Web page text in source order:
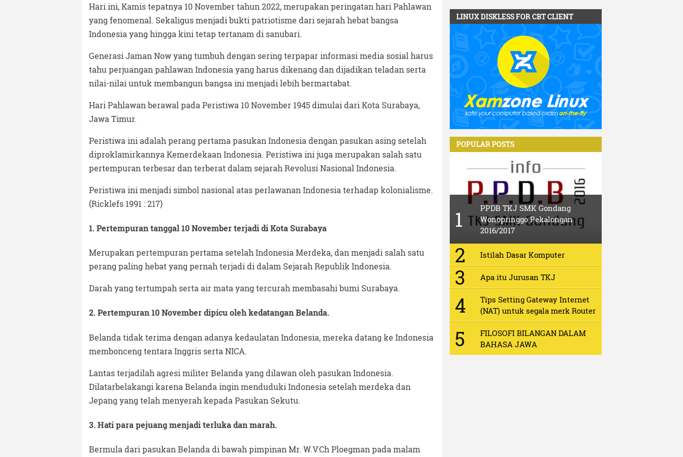
Hari ini, Kamis tepatnya 10 November tahun 2022, merupakan peringatan hari Pahlawan
yang fenomenal. Sekaligus menjadi bukti patriotisme dari sejarah hebat bangsa
Indonesia yang hingga kini tetap tertanam di sanubari.
Generasi Jaman Now yang tumbuh dengan sering terpapar informasi media sosial harus
tahu perjuangan pahlawan Indonesia yang harus dikenang dan dijadikan teladan serta
nilai-nilai untuk membangun bangsa ini menjadi lebih bermartabat.
Hari Pahlawan berawal pada Peristiwa 10 November 1945 dimulai dari Kota Surabaya,
Jawa Timur.
Peristiwa ini adalah perang pertama pasukan Indonesia dengan pasukan asing setelah
diproklamirkannya Kemerdekaan Indonesia. Peristiwa ini juga merupakan salah satu
pertempuran terbesar dan terberat dalam sejarah Revolusi Nasional Indonesia.
Peristiwa ini menjadi simbol nasional atas perlawanan Indonesia terhadap kolonialisme.
(Ricklefs 1991 : 217)
1. Pertempuran tanggal 10 November terjadi di Kota Surabaya
Merupakan pertempuran pertama setelah Indonesia Merdeka, dan menjadi salah satu
perang paling hebat yang pernah terjadi di dalam Sejarah Republik Indonesia.
Darah yang tertumpah serta air mata yang tercurah membasahi bumi Surabaya.
2. Pertempuran 10 November dipicu oleh kedatangan Belanda.
Belanda tidak terima dengan adanya kedaulatan Indonesia, mereka datang ke Indonesia
membonceng tentara Inggris serta NICA.
Lantas terjadilah agresi militer Belanda yang dilawan oleh pasukan Indonesia.
Dilatarbelakangi karena Belanda ingin menduduki Indonesia setelah merdeka dan
Jepang yang telah menyerah kepada Pasukan Sekutu.
3. Hati para pejuang menjadi terluka dan marah.
Bermula dari pasukan Belanda di bawah pimpinan Mr. W.V.Ch Ploegman pada malam
LINUX DISKLESS FOR CBT CLIENT
POPULAR POSTS
PPDB TKJ SMK Gondang
Wonopringgo Pekalongan
2016/2017
Istilah Dasar Komputer
Apa itu Jurusan TKJ
Tips Setting Gateway Internet
(NAT) untuk segala merk Router
FILOSOFI BILANGAN DALAM
BAHASA JAWA